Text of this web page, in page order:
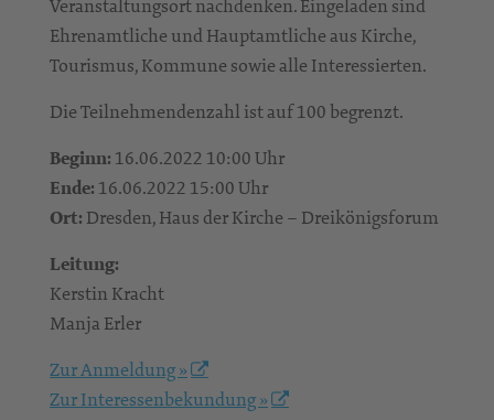
Veranstaltungsort nachdenken. Eingeladen sind
Ehrenamtliche und Hauptamtliche aus Kirche,
Tourismus, Kommune sowie alle Interessierten.
Die Teilnehmendenzahl ist auf 100 begrenzt.
Beginn: 16.06.2022 10:00 Uhr
Ende: 16.06.2022 15:00 Uhr
Ort: Dresden, Haus der Kirche – Dreikönigsforum
Leitung:
Kerstin Kracht
Manja Erler
Zur Anmeldung »
Zur Interessenbekundung »